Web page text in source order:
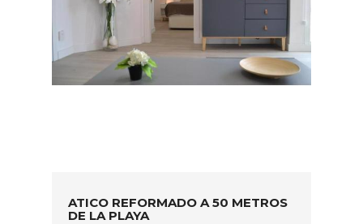
ATICO REFORMADO A 50 METROS
DE LA PLAYA